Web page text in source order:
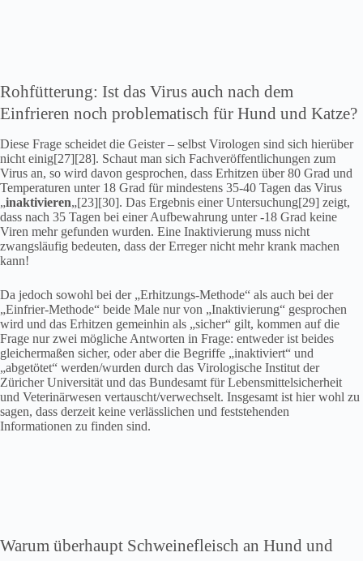
Rohfütterung: Ist das Virus auch nach dem
Einfrieren noch problematisch für Hund und Katze?
Diese Frage scheidet die Geister – selbst Virologen sind sich hierüber
nicht einig[27][28]. Schaut man sich Fachveröffentlichungen zum
Virus an, so wird davon gesprochen, dass Erhitzen über 80 Grad und
Temperaturen unter 18 Grad für mindestens 35-40 Tagen das Virus
„inaktivieren„[23][30]. Das Ergebnis einer Untersuchung[29] zeigt,
dass nach 35 Tagen bei einer Aufbewahrung unter -18 Grad keine
Viren mehr gefunden wurden. Eine Inaktivierung muss nicht
zwangsläufig bedeuten, dass der Erreger nicht mehr krank machen
kann!
Da jedoch sowohl bei der „Erhitzungs-Methode“ als auch bei der
„Einfrier-Methode“ beide Male nur von „Inaktivierung“ gesprochen
wird und das Erhitzen gemeinhin als „sicher“ gilt, kommen auf die
Frage nur zwei mögliche Antworten in Frage: entweder ist beides
gleichermaßen sicher, oder aber die Begriffe „inaktiviert“ und
„abgetötet“ werden/wurden durch das Virologische Institut der
Züricher Universität und das Bundesamt für Lebensmittelsicherheit
und Veterinärwesen vertauscht/verwechselt. Insgesamt ist hier wohl zu
sagen, dass derzeit keine verlässlichen und feststehenden
Informationen zu finden sind.
Warum überhaupt Schweinefleisch an Hund und